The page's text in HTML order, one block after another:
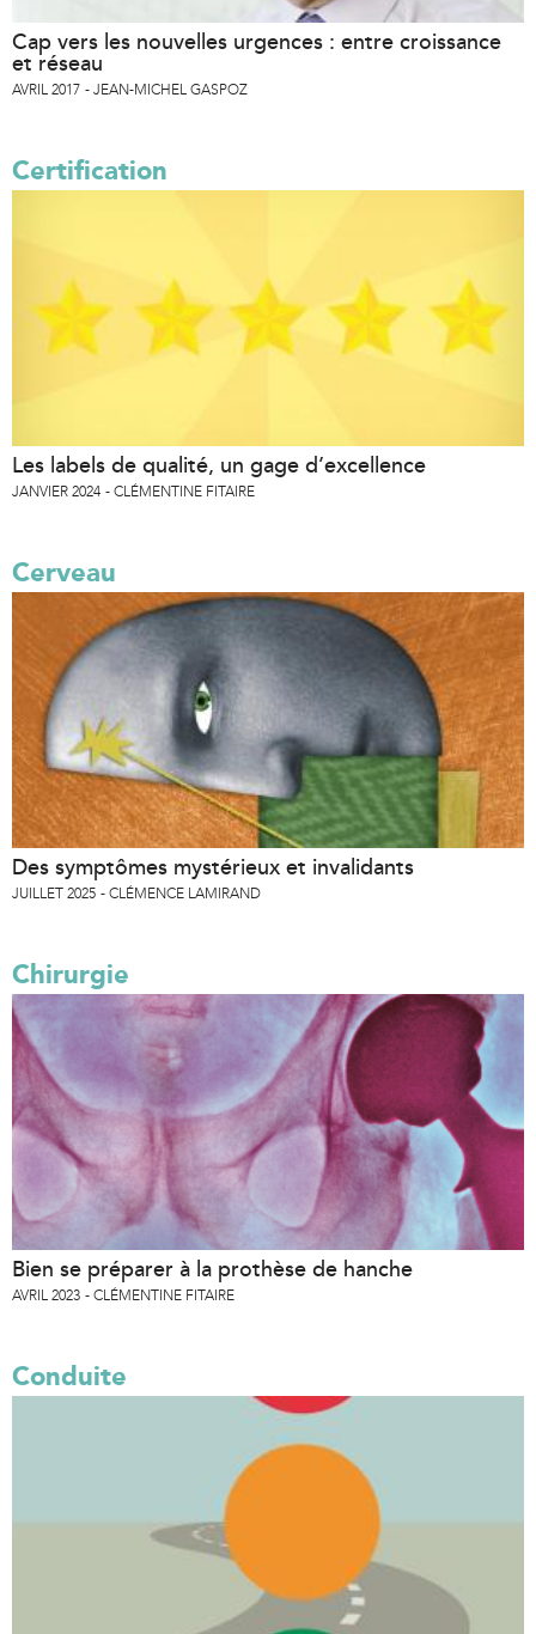
Cap vers les nouvelles urgences : entre croissance
et réseau
AVRIL 2017 JEAN-MICHEL GASPOZ
Certification
Les labels de qualité, un gage d’excellence
JANVIER 2024 CLÉMENTINE FITAIRE
Cerveau
Des symptômes mystérieux et invalidants
JUILLET 2025 CLÉMENCE LAMIRAND
Chirurgie
Bien se préparer à la prothèse de hanche
AVRIL 2023 CLÉMENTINE FITAIRE
Conduite